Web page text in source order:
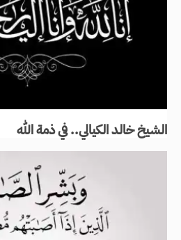
الشيخ خالد الكيالي.. في ذمة الله